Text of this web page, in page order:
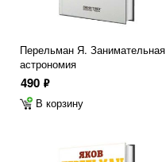
Перельман Я. Занимательная
астрономия
490 ф
В корзину